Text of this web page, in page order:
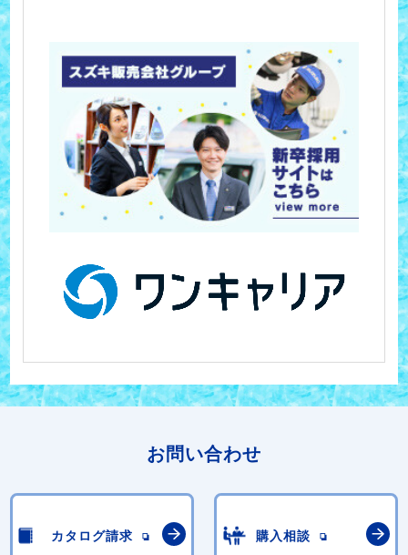
お問い合わせ
カタログ請求 購入相談